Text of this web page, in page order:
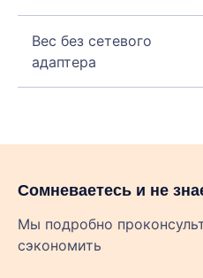
Вес без сетевого
адаптера
Сомневаетесь и не
Мы подробно
сэкономить